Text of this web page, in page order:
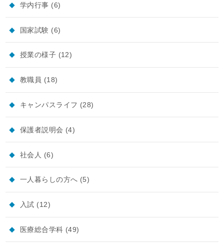
学内行事 (6)
国家試験 (6)
授業の様子 (12)
教職員 (18)
キャンパスライフ (28)
保護者説明会 (4)
社会人 (6)
一人暮らしの方へ (5)
入試 (12)
医療総合学科 (49)